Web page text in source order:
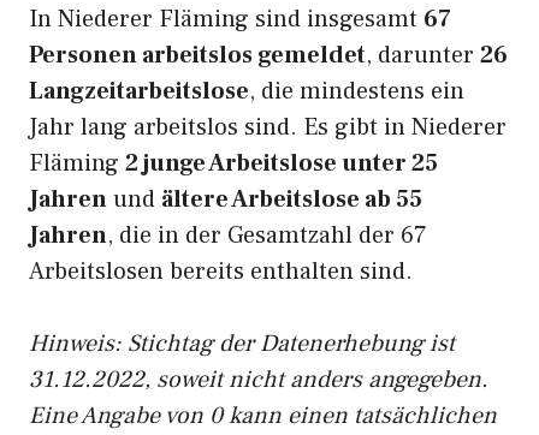
In Niederer Fläming sind insgesamt 67
Personen arbeitslos gemeldet, darunter 26
Langzeitarbeitslose, die mindestens ein
Jahr lang arbeitslos sind. Es gibt in Niederer
Fläming 2 junge Arbeitslose unter 25
Jahrenund ältere Arbeitslose ab 55
Jahren, die in der Gesamtzahl der 67
Arbeitslosen bereits enthalten sind.
Hinweis: Stichtag der Datenerhebung ist
31.12.2022, soweit nicht anders angegeben.
Eine Angabe von 0 kann einen tatsächlichen